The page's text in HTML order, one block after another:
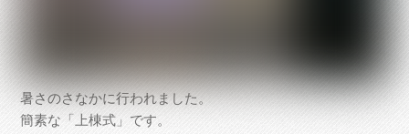
暑さのさなかに行われました。
簡素な「上棟式」です。